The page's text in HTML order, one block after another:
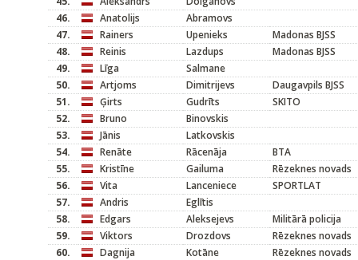
46.
Anatolijs
Abramovs
47.
Rainers Upenieks
Madonas BJSS
48.
Reinis Lazdups
Madonas BJSS
49.
Līga
Salmane
50.
Artjoms Dimitrijevs
Daugavpils BJSS
51.
Ģirts Gudrīts
SKITO
52.
Bruno
Binovskis
53.
Jānis
Latkovskis
54.
Renāte Rācenāja
BTA
55.
Kristīne Gailuma
Rēzeknes novads
56.
Vita Lanceniece
SPORTLAT
57.
Andris
Eglītis
58.
Edgars Aleksejevs
Militārā policija
59.
Viktors Drozdovs
Rēzeknes novads
60.
Dagnija Kotāne
Rēzeknes novads